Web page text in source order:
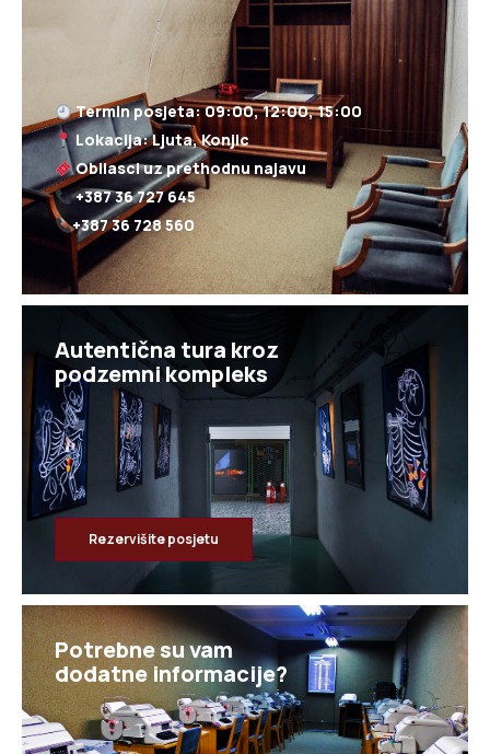
Lokacija: Ljuta, Konjic
+387 36 727 645
+387 36 728 560
Autentična tura kroz
Rezervišite posjetu
Potrebne su vam
dodatne informacije?